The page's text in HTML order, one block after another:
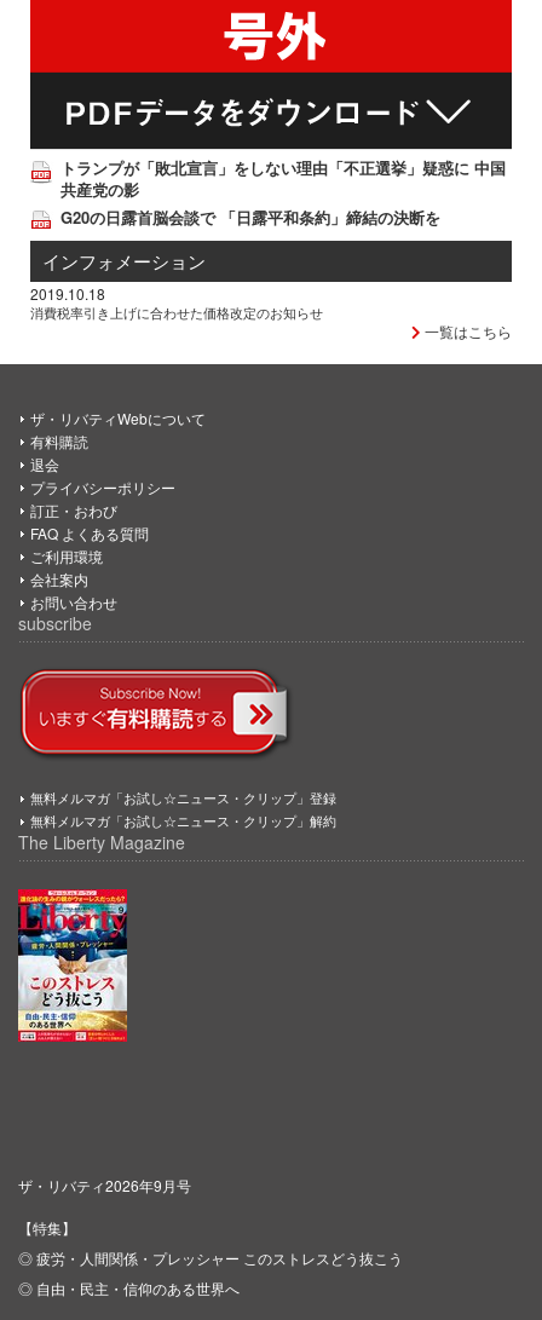
トランプが「敗北宣言」をしない理由「不正選挙」疑惑に 中国
共産党の影
G20の日露首脳会談で 「日露平和条約」締結の決断を
インフォメーション
2019.10.18
消費税率引き上げに合わせた価格改定のお知らせ
一覧はこちら
ザ・リバティWebについて
有料購読
退会
プライバシーポリシー
訂正・おわび
FAQ よくある質問
ご利用環境
会社案内
お問い合わせ
subscribe
無料メルマガ「お試し☆ニュース・クリップ」登録
無料メルマガ「お試し☆ニュース・クリップ」解約
The Liberty Magazine
ザ・リバティ2026年9月号
【特集】
◎ 疲労・人間関係・プレッシャー このストレスどう抜こう
◎ 自由・民主・信仰のある世界へ